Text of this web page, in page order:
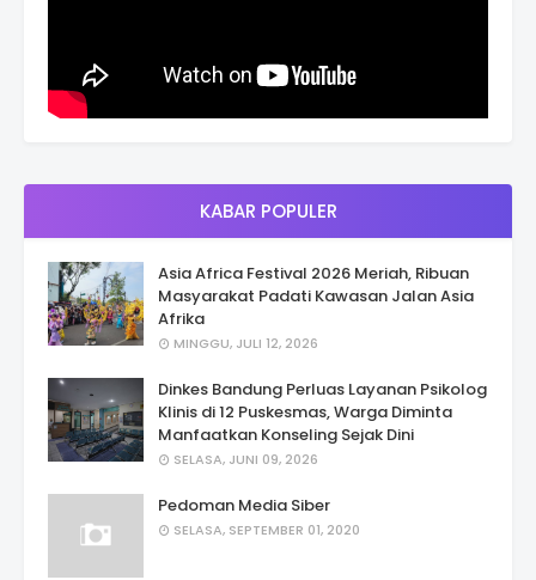
KABAR POPULER
Asia Africa Festival 2026 Meriah, Ribuan
Masyarakat Padati Kawasan Jalan Asia
Afrika
MINGGU, JULI 12, 2026
Dinkes Bandung Perluas Layanan Psikolog
Klinis di 12 Puskesmas, Warga Diminta
Manfaatkan Konseling Sejak Dini
SELASA, JUNI 09, 2026
Pedoman Media Siber
SELASA, SEPTEMBER 01, 2020